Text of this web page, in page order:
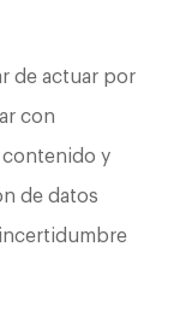
de actuar por
con
contenido y
de datos